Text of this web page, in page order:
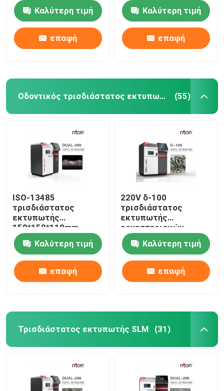
Μηχανή κάμψης σύρματος DMIS-V1
Μηχανή κάμψης σύρματος DMIS-V1
Καλύτερη τιμή
επαφή
Καλύτερη τιμή
επαφή
Οδοντικός τρισδιάστατος εκτυπωτής μετάλλων (55)
ISO-13485
τρισδιάστατος
εκτυπωτής
150*150*110mm
λέιζερ DLP μέγεθος
εκτύπωσης για τα
οδοντικά πρότυπα
μοσχευμάτων
Καλύτερη τιμή
επαφή
220V δ-100
τρισδιάστατος
εκτυπωτής
εργαστηριακών
οδοντικός μετάλλων
για την οδοντοστοιχία
μερικό Riton
Καλύτερη τιμή
επαφή
Τρισδιάστατος εκτυπωτής SLM (31)